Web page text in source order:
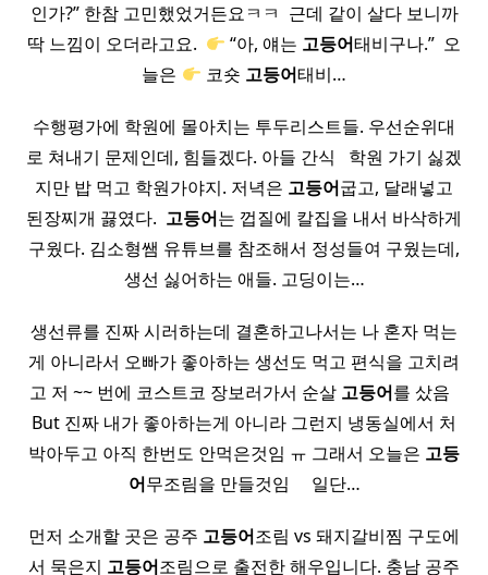
인가?” 한참 고민했었거든요ㅋㅋ ​ 근데 같이 살다 보니까
딱 느낌이 오더라고요. ​
“아, 얘는 고등어태비구나.” ​ 오
늘은
코숏 고등어태비…
수행평가에 학원에 몰아치는 투두리스트들. 우선순위대
로 쳐내기 문제인데, 힘들겠다. 아들 간식 ​ ​ 학원 가기 싫겠
지만 밥 먹고 학원가야지. 저녁은 고등어굽고, 달래넣고
된장찌개 끓였다. ​ 고등어는 껍질에 칼집을 내서 바삭하게
구웠다. 김소형쌤 유튜브를 참조해서 정성들여 구웠는데,
생선 싫어하는 애들. 고딩이는…
생선류를 진짜 시러하는데 결혼하고나서는 나 혼자 먹는
게 아니라서 오빠가 좋아하는 생선도 먹고 편식을 고치려
고 저 ~~ 번에 코스트코 장보러가서 순살 고등어를 샀음 ​ ​
But 진짜 내가 좋아하는게 아니라 그런지 냉동실에서 처
박아두고 아직 한번도 안먹은것임 ㅠ 그래서 오늘은 고등
어무조림을 만들것임 ​ ​ ​ ​ 일단…
먼저 소개할 곳은 공주 고등어조림 vs 돼지갈비찜 구도에
서 묵은지 고등어조림으로 출전한 해우입니다. 충남 공주